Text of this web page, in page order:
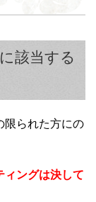
該当する
限られた方にの
ィングは決して